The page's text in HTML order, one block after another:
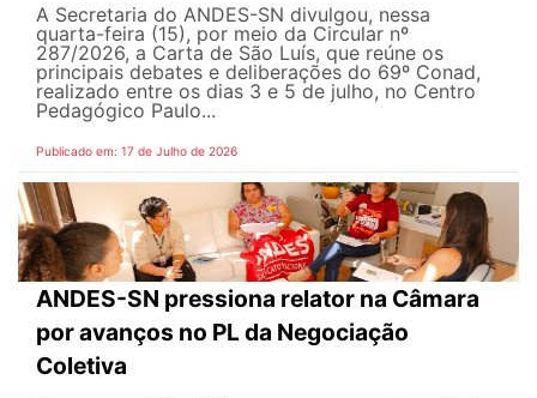
A Secretaria do ANDES-SN divulgou, nessa
quarta-feira (15), por meio da Circular nº
287/2026, a Carta de São Luís, que reúne os
principais debates e deliberações do 69º Conad,
realizado entre os dias 3 e 5 de julho, no Centro
Pedagógico Paulo...
Publicado em: 17 de Julho de 2026
ANDES-SN pressiona relator na Câmara
por avanços no PL da Negociação
Coletiva